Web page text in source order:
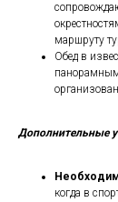
маршруту
Обед в
Дополнительные
когда в